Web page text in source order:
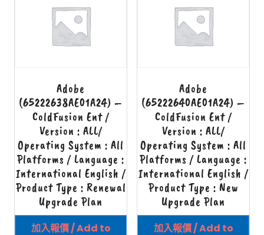
Adobe
(65222638AE01A24) –
ColdFusion Ent /
Version : ALL/
Operating System : All
Platforms / Language :
International English /
Product Type : Renewal
Upgrade Plan
加入報價 / Add to
Adobe
(65222640AE01A24) –
ColdFusion Ent /
Version : ALL/
Operating System : All
Platforms / Language :
International English /
Product Type : New
Upgrade Plan
加入報價 / Add to